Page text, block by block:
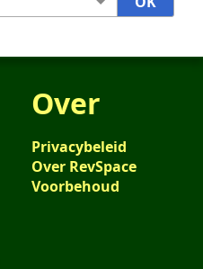
Over
Privacybeleid
Over RevSpace
Voorbehoud